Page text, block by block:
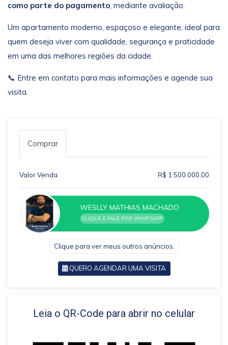
como parte do pagamento, mediante avaliação.
Um apartamento moderno, espaçoso e elegante, ideal para
quem deseja viver com qualidade, segurança e praticidade
em uma das melhores regiões da cidade.
📞 Entre em contato para mais informações e agende sua
visita.
Comprar
Valor Venda R$ 1.500.000,00
WESLLY MATHIAS MACHADO
CLIQUE E FALE POR WHATSAPP
Clique para ver meus outros anúncios.
QUERO AGENDAR UMA VISITA
VOLTAR
Leia o QR-Code para abrir no celular